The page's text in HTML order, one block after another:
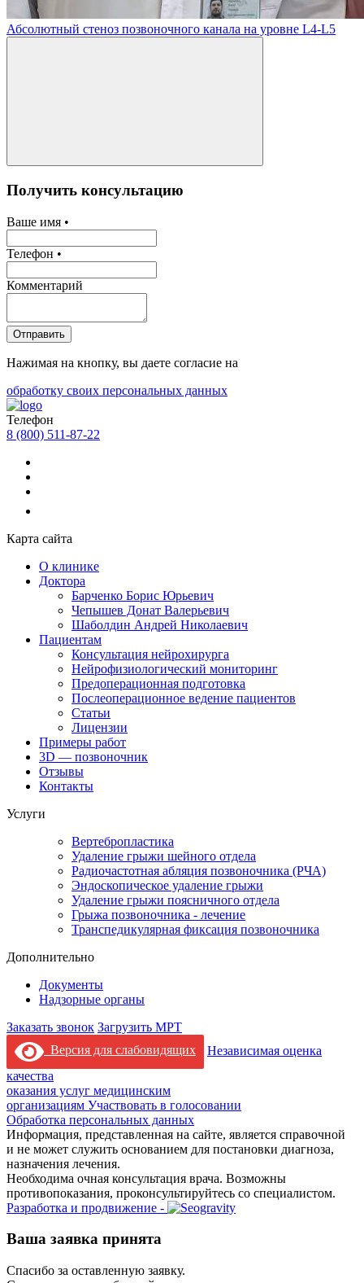
Абсолютный стеноз позвоночного канала на уровне L4-L5
Получить консультацию
Ваше имя •
Телефон •
Комментарий
Отправить
Нажимая на кнопку, вы даете согласие на
обработку своих персональных данных
Телефон
8 (800) 511-87-22
Карта сайта
О клинике
Доктора
Барченко Борис Юрьевич
Чепышев Донат Валерьевич
Шаболдин Андрей Николаевич
Пациентам
Консультация нейрохирурга
Нейрофизиологический мониторинг
Предоперационная подготовка
Послеоперационное ведение пациентов
Статьи
Лицензии
Примеры работ
3D — позвоночник
Отзывы
Контакты
Услуги
Вертебропластика
Удаление грыжи шейного отдела
Радиочастотная абляция позвоночника (РЧА)
Эндоскопическое удаление грыжи
Удаление грыжи поясничного отдела
Грыжа позвоночника - лечение
Транспедикулярная фиксация позвоночника
Дополнительно
Документы
Надзорные органы
Заказать звонок Загрузить МРТ
Версия для слабовидящих
Независимая оценка
качества
оказания услуг медицинским
организациям Участвовать в голосовании
Обработка персональных данных
Информация, представленная на сайте, является справочной
и не может служить основанием для постановки диагноза,
назначения лечения.
Необходима очная консультация врача. Возможны
противопоказания, проконсультируйтесь со специалистом.
Разработка и продвижение -
Ваша заявка принята
Спасибо за оставленную заявку.